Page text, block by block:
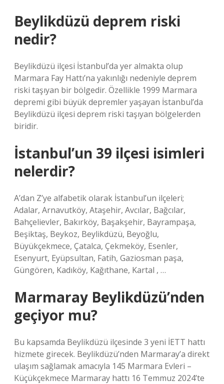
Beylikdüzü deprem riski
nedir?
Beylikdüzü ilçesi İstanbul’da yer almakta olup
Marmara Fay Hattı’na yakınlığı nedeniyle deprem
riski taşıyan bir bölgedir. Özellikle 1999 Marmara
depremi gibi büyük depremler yaşayan İstanbul’da
Beylikdüzü ilçesi deprem riski taşıyan bölgelerden
biridir.
İstanbul’un 39 ilçesi isimleri
nelerdir?
A’dan Z’ye alfabetik olarak İstanbul’un ilçeleri;
Adalar, Arnavutköy, Ataşehir, Avcılar, Bağcılar,
Bahçelievler, Bakırköy, Başakşehir, Bayrampaşa,
Beşiktaş, Beykoz, Beylikdüzü, Beyoğlu,
Büyükçekmece, Çatalca, Çekmeköy, Esenler,
Esenyurt, Eyüpsultan, Fatih, Gaziosman paşa,
Güngören, Kadıköy, Kağıthane, Kartal , …
Marmaray Beylikdüzü’nden
geçiyor mu?
Bu kapsamda Beylikdüzü ilçesinde 3 yeni İETT hattı
hizmete girecek. Beylikdüzü’nden Marmaray’a direkt
ulaşım sağlamak amacıyla 145 Marmara Evleri –
Küçükçekmece Marmaray hattı 16 Temmuz 2024’te